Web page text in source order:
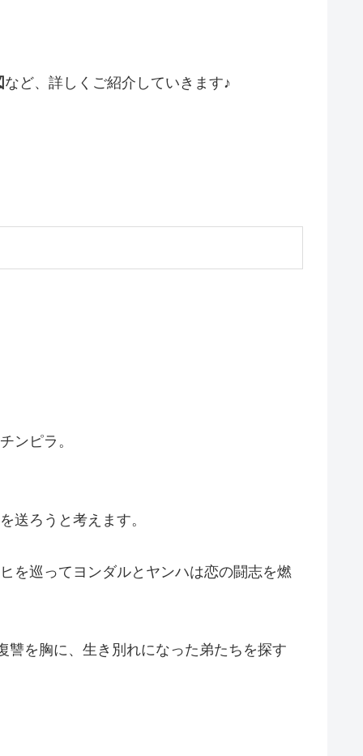
など、詳しくご紹介していきます♪
ンピラ。
送ろうと考えます。
を巡ってヨンダルとヤンハは恋の闘志を燃
讐を胸に、生き別れになった弟たちを探す